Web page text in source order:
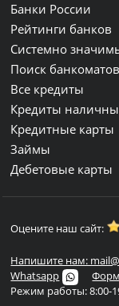
Банки России
Рейтинги банков
Системно
Поиск банкоматов
Все кредиты
Кредиты
Кредитные карты
Займы
Дебетовые карты
Оцените наш сайт:
Напишите нам:
Whatsapp
Режим работы: 8:00-